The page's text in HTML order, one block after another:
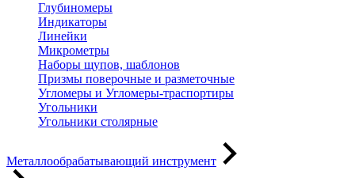
Глубиномеры
Индикаторы
Линейки
Микрометры
Наборы щупов, шаблонов
Призмы поверочные и разметочные
Угломеры и Угломеры-траспортиры
Угольники
Угольники столярные
Металлообрабатывающий инструмент